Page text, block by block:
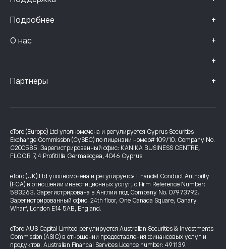
Подробнее +
О нас +
+
Партнеры +
eToro (Europe) Ltd уполномочена и регулируется Cyprus Securities
Exchange Commission (CySEC) по лицензии номер# 109/10. Company No.
C200585. Зарегистрированный офис: KANIKA BUSINESS CENTRE,
FLOOR 7, 4 Profiti Ilia Germasogeia, 4046 Cyprus
eToro (UK) Ltd уполномочена и регулируется Financial Conduct Authority
(FCA) в отношении инвестиционных услуг, с Firm Reference Number:
583263. Зарегистрирована в Англии под Company No. 07973792.
Зарегистрированный офис: 24th floor, One Canada Square, Canary
Wharf, London E14 5AB, England.
eToro AUS Capital Limited регулируется Australian Securities & Investments
Commission (ASIC) в отношении предоставления финансовых услуг и
продуктов. Australian Financial Services Licence number: 491139.